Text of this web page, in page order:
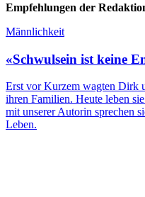
Empfehlungen der
Männlichkeit
«Schwulsein ist keine
Erst vor Kurzem wagten Dirk
ihren Familien. Heute leben
mit unserer Autorin sprechen
Leben.